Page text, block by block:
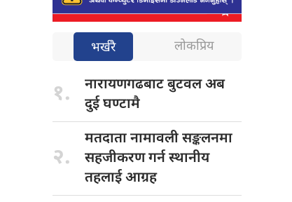
भर्खरै लोकप्रिय
१. नारायणगढबाट बुटवलअब
दुई घण्टामै
२.
मतदाता नामावलीसङ्कलनमा
सहजीकरण गर्न स्थानीय
तहलाई आग्रह